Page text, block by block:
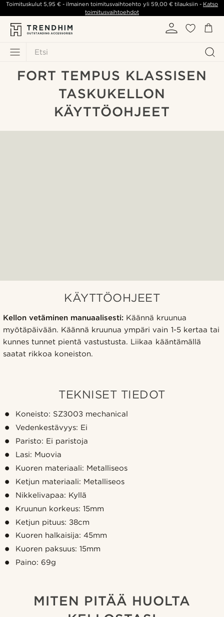
Etsi
Toimituskulut5,95 € - ilmainen toimitusvaihtoehto yli 59,00 €tilauksiin - Katso
toimitusvaihtoehdot
FORT TEMPUS KLASSISEN
TASKUKELLON
KÄYTTÖOHJEET
KÄYTTÖOHJEET
Kellon vetäminen manuaalisesti: Käännä kruunua
myötäpäivään. Käännä kruunua ympäri vain 1-5 kertaa tai
kunnes tunnet pientä vastustusta. Liikaa kääntämällä
saatat rikkoa koneiston.
TEKNISET TIEDOT
Koneisto: SZ3003 mechanical
Vedenkestävyys: Ei
Paristo: Ei paristoja
Lasi: Muovia
Kuoren materiaali: Metalliseos
Ketjun materiaali: Metalliseos
Nikkelivapaa: Kyllä
Kruunun korkeus: 15mm
Ketjun pituus: 38cm
Kuoren halkaisija: 45mm
Kuoren paksuus: 15mm
Paino: 69g
MITEN PITÄÄ HUOLTA